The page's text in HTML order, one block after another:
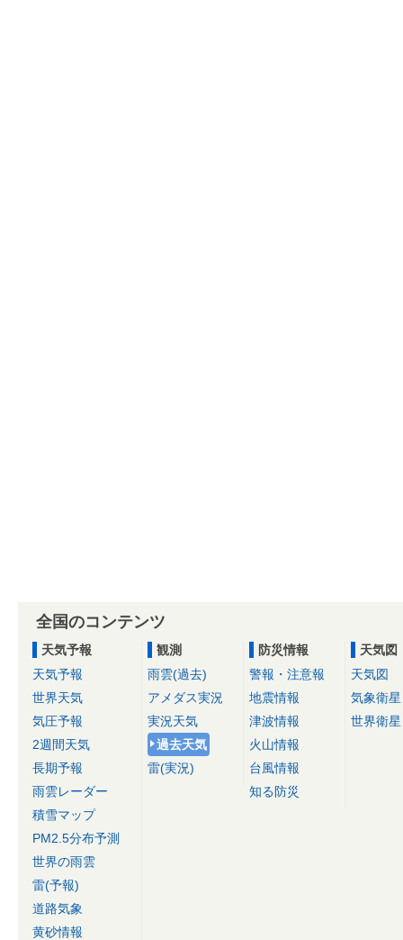
全国のコンテンツ
天気予報
天気予報
世界天気
気圧予報
2週間天気
長期予報
雨雲レーダー
積雪マップ
PM2.5分布予測
世界の雨雲
雷(予報)
道路気象
黄砂情報
観測
雨雲(過去)
アメダス実況
実況天気
過去天気
雷(実況)
防災情報
警報・注意報
地震情報
津波情報
火山情報
台風情報
知る防災
天気図
天気図
気象衛星
世界衛星